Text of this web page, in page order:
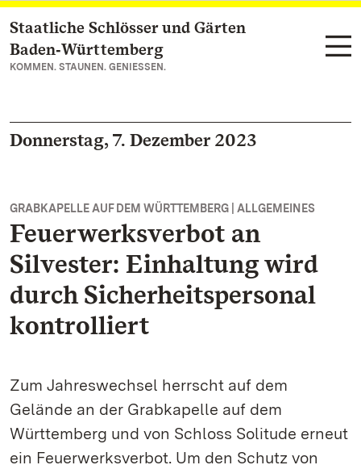
Zum Hauptinhalt springen
Staatliche Schlösser und Gärten
Baden‑Württemberg
KOMMEN. STAUNEN. GENIESSEN.
Donnerstag, 7. Dezember 2023
GRABKAPELLE AUF DEM WÜRTTEMBERG | ALLGEMEINES
Feuerwerksverbot an
Silvester: Einhaltung wird
durch Sicherheitspersonal
kontrolliert
Zum Jahreswechsel herrscht auf dem
Gelände an der Grabkapelle auf dem
Württemberg und von Schloss Solitude erneut
ein Feuerwerksverbot. Um den Schutz von